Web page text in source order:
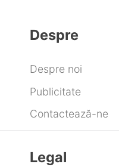
Despre
Despre noi
Publicitate
Contactează-ne
Legal